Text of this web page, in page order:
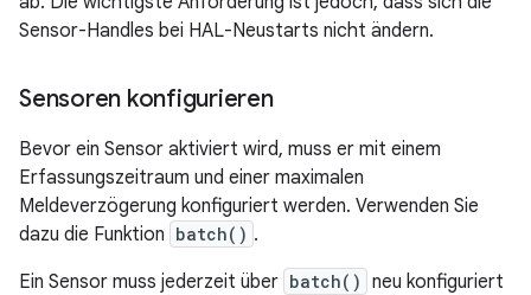
Sensor-Handles bei HAL-Neustarts nicht ändern.
Sensoren konfigurieren
Bevor ein Sensor aktiviert wird, muss er mit einem
Erfassungszeitraum und einer maximalen
Meldeverzögerung konfiguriert werden. Verwenden Sie
dazu die Funktion batch() .
Ein Sensor muss jederzeit über batch() neu konfiguriert